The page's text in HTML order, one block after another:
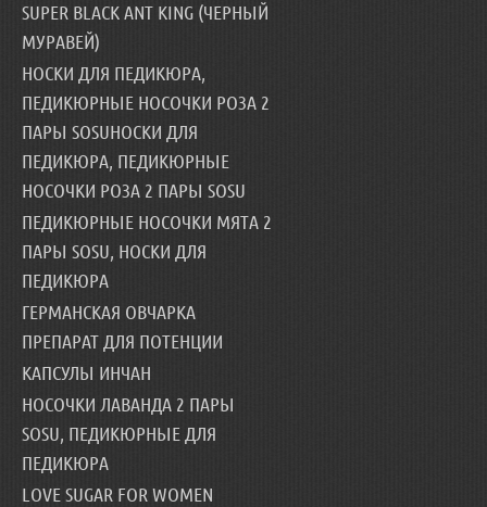
SUPER BLACK ANT KING (ЧЕРНЫЙ
МУРАВЕЙ)
НОСКИ ДЛЯ ПЕДИКЮРА,
ПЕДИКЮРНЫЕ НОСОЧКИ РОЗА 2
ПАРЫ SOSUНОСКИ ДЛЯ
ПЕДИКЮРА, ПЕДИКЮРНЫЕ
НОСОЧКИ РОЗА 2 ПАРЫ SOSU
ПЕДИКЮРНЫЕ НОСОЧКИ МЯТА 2
ПАРЫ SOSU, НОСКИ ДЛЯ
ПЕДИКЮРА
ГЕРМАНСКАЯ ОВЧАРКА
ПРЕПАРАТ ДЛЯ ПОТЕНЦИИ
КАПСУЛЫ ИНЧАН
НОСОЧКИ ЛАВАНДА 2 ПАРЫ
SOSU, ПЕДИКЮРНЫЕ ДЛЯ
ПЕДИКЮРА
LOVE SUGAR FOR WOMEN